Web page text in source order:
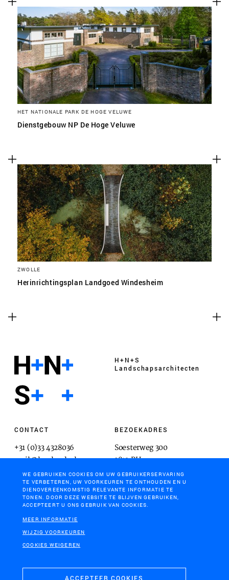
HET NATIONALE PARK DE HOGE VELUWE
Dienstgebouw NP De Hoge Veluwe
ZWOLLE
Herinrichtingsplan Landgoed Windesheim
H+N+S
Landschaps­architecten
CONTACT
+31 (0)33 4328036
mail@hnsland.nl
BEZOEKADRES
Soesterweg 300
3812 BH
Amersfoort
POSTADRES
Postbus 1603
3800 BP
Amersfoort
WE GEBRUIKEN COOKIES OM UW GEBRUIKERSERVARING
TE VERBETEREN, UW VOORKEUREN TE ONTHOUDEN EN U
DIENOVEREENKOMSTIG RELEVANTE INFORMATIE TE
TONEN. DOOR DEZE WEBSITE TE BLIJVEN GEBRUIKEN,
ACCEPTEERT U ONS GEBRUIK VAN COOKIES.
MEER INFORMATIE
WIJZIG VOORKEUREN
COOKIES WEIGEREN
ACCEPTEER COOKIES